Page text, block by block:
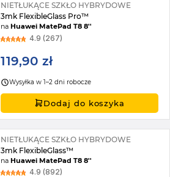
NIETŁUKĄCE SZKŁO HYBRYDOWE
3mk FlexibleGlass Pro™
naHuawei MatePad T8 8''
4.9 (267)
119,90 zł
Wysyłka w 1–2 dni robocze
Dodaj do koszyka
NIETŁUKĄCE SZKŁO HYBRYDOWE
3mk FlexibleGlass™
naHuawei MatePad T8 8''
4.9 (892)